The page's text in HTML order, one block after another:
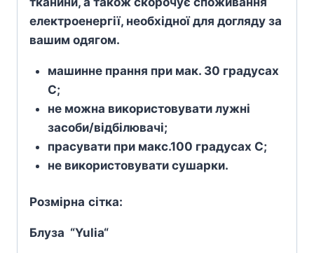
електроенергії, необхідної для догляду за
вашим одягом.
машинне прання при мак. 30 градусах
С;
не можна використовувати лужні
засоби/відбілювачі;
прасувати при макс.100 градусах С;
не використовувати сушарки.
Розмірна сітка:
Блуза “Yulia“